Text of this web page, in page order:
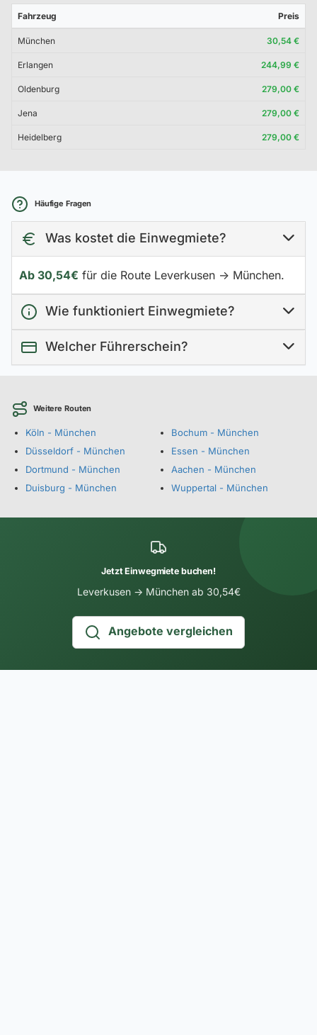
Fahrzeug Preis
München 30,54 €
Erlangen 244,99 €
Oldenburg 279,00 €
Jena 279,00 €
Heidelberg 279,00 €
Häufige Fragen
Was kostet die Einwegmiete?
Ab 30,54€ für die Route Leverkusen → München.
Wie funktioniert Einwegmiete?
Welcher Führerschein?
Weitere Routen
Köln - München
Düsseldorf - München
Dortmund - München
Duisburg - München
Bochum - München
Essen - München
Aachen - München
Wuppertal - München
Jetzt Einwegmiete buchen!
Leverkusen → München ab 30,54€
Angebote vergleichen